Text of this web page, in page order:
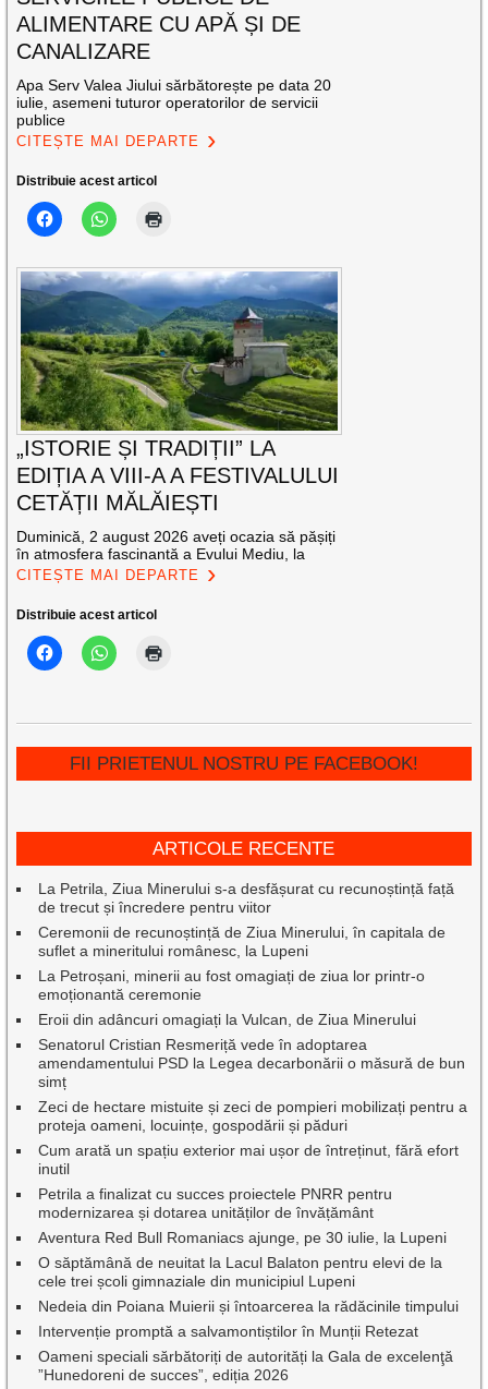
ALIMENTARE CU APĂ ȘI DE
CANALIZARE
Apa Serv Valea Jiului sărbătorește pe data 20
iulie, asemeni tuturor operatorilor de servicii
publice
CITEȘTE MAI DEPARTE
Distribuie acest articol
„ISTORIE ȘI TRADIȚII” LA
EDIȚIA A VIII-A A FESTIVALULUI
CETĂȚII MĂLĂIEȘTI
Duminică, 2 august 2026 aveți ocazia să pășiți
în atmosfera fascinantă a Evului Mediu, la
CITEȘTE MAI DEPARTE
Distribuie acest articol
FII PRIETENUL NOSTRU PE FACEBOOK!
ARTICOLE RECENTE
La Petrila, Ziua Minerului s-a desfășurat cu recunoștință față
de trecut și încredere pentru viitor
Ceremonii de recunoștință de Ziua Minerului, în capitala de
suflet a mineritului românesc, la Lupeni
La Petroșani, minerii au fost omagiați de ziua lor printr-o
emoționantă ceremonie
Eroii din adâncuri omagiați la Vulcan, de Ziua Minerului
Senatorul Cristian Resmeriță vede în adoptarea
amendamentului PSD la Legea decarbonării o măsură de bun
simț
Zeci de hectare mistuite și zeci de pompieri mobilizați pentru a
proteja oameni, locuințe, gospodării și păduri
Cum arată un spațiu exterior mai ușor de întreținut, fără efort
inutil
Petrila a finalizat cu succes proiectele PNRR pentru
modernizarea și dotarea unităților de învățământ
Aventura Red Bull Romaniacs ajunge, pe 30 iulie, la Lupeni
O săptămână de neuitat la Lacul Balaton pentru elevi de la
cele trei școli gimnaziale din municipiul Lupeni
Nedeia din Poiana Muierii și întoarcerea la rădăcinile timpului
Intervenție promptă a salvamontiștilor în Munții Retezat
Oameni speciali sărbătoriți de autorități la Gala de excelenţă
”Hunedoreni de succes”, ediția 2026